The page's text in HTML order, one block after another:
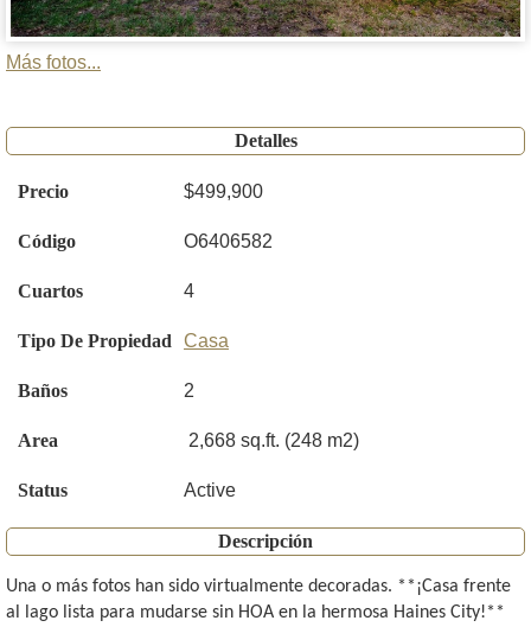
Más fotos...
Detalles
Precio $499,900
Código O6406582
Cuartos 4
Tipo De Propiedad Casa
Baños 2
Area 2,668 sq.ft. (248 m2)
Status Active
Descripción
Una o más fotos han sido virtualmente decoradas. **¡Casa frente
al lago lista para mudarse sin HOA en la hermosa Haines City!**